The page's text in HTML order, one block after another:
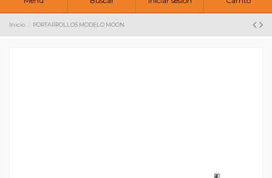
Inicio PORTARROLLOS MODELO MOON